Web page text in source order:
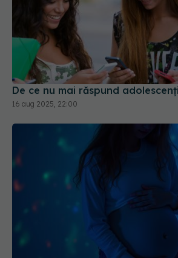
De ce nu mai răspund
16 aug 2025, 22:00